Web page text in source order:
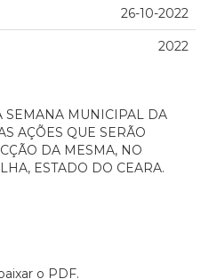
26-10-2022
2022
SEMANA MUNICIPAL DA
AÇÕES QUE SERÃO
DA MESMA, NO
ESTADO DO CEARA.
o PDF.